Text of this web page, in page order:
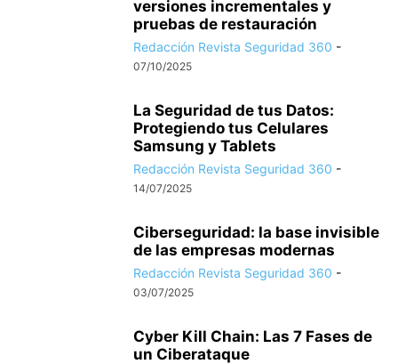
versiones incrementales y
pruebas de restauración
Redacción Revista Seguridad 360 -
07/10/2025
La Seguridad de tus Datos:
Protegiendo tus Celulares
Samsung y Tablets
Redacción Revista Seguridad 360 -
14/07/2025
Ciberseguridad: la base invisible
de las empresas modernas
Redacción Revista Seguridad 360 -
03/07/2025
Cyber Kill Chain: Las 7 Fases de
un Ciberataque